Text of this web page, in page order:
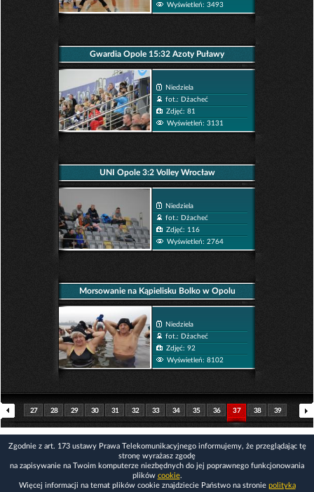
Wyświetleń: 3493
Gwardia Opole 15:32 Azoty Puławy
Niedziela
fot.: Dżacheć
Zdjęć: 81
Wyświetleń: 3131
UNI Opole 3:2 Volley Wrocław
Niedziela
fot.: Dżacheć
Zdjęć: 116
Wyświetleń: 2764
Morsowanie na Kąpielisku Bolko w Opolu
Niedziela
fot.: Dżacheć
Zdjęć: 92
Wyświetleń: 8102
27 28 29 30 31 32 33 34 35 36 37 38 39
Zgodnie z art. 173 ustawy Prawa Telekomunikacyjnego informujemy, że przeglądając tę
stronę wyrażasz zgodę
na zapisywanie na Twoim komputerze niezbędnych do jej poprawnego funkcjonowania
plików cookie.
Więcej informacji na temat plików cookie znajdziecie Państwo na stronie polityka